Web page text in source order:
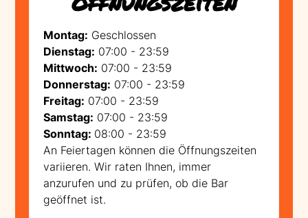
Montag: Geschlossen
Dienstag: 07:00 - 23:59
Mittwoch: 07:00 - 23:59
Donnerstag: 07:00 - 23:59
Freitag: 07:00 - 23:59
Samstag: 07:00 - 23:59
Sonntag: 08:00 - 23:59
An Feiertagen können die Öffnungszeiten
variieren. Wir raten Ihnen, immer
anzurufen und zu prüfen, ob die Bar
geöffnet ist.